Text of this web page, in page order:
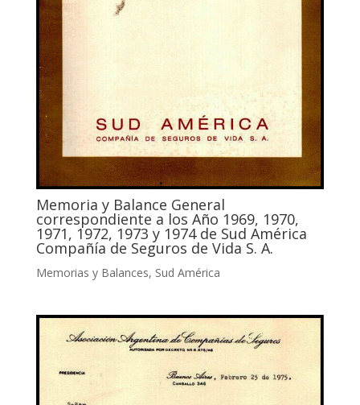
Memoria y Balance General
correspondiente a los Año 1969, 1970,
1971, 1972, 1973 y 1974 de Sud América
Compañía de Seguros de Vida S. A.
Memorias y Balances, Sud América